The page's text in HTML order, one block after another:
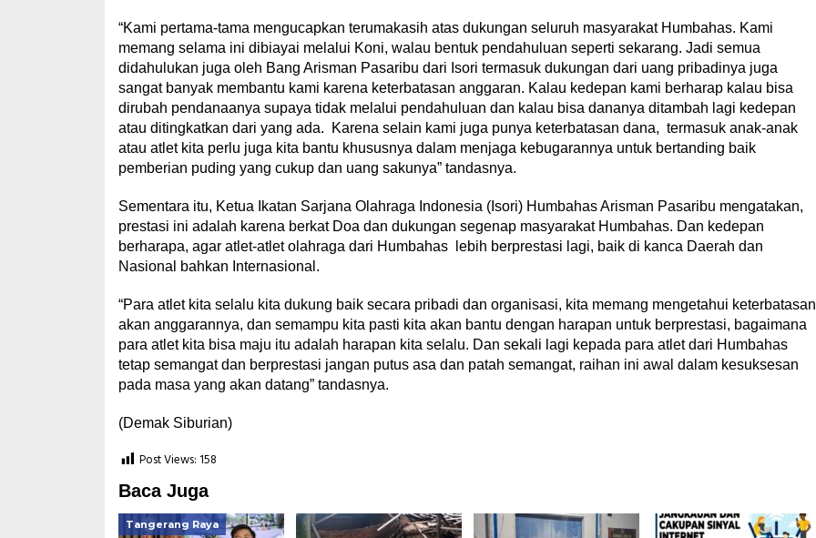
“Kami pertama-tama mengucapkan terumakasih atas dukungan seluruh masyarakat Humbahas. Kami
memang selama ini dibiayai melalui Koni, walau bentuk pendahuluan seperti sekarang. Jadi semua
didahulukan juga oleh Bang Arisman Pasaribu dari Isori termasuk dukungan dari uang pribadinya juga
sangat banyak membantu kami karena keterbatasan anggaran. Kalau kedepan kami berharap kalau bisa
dirubah pendanaanya supaya tidak melalui pendahuluan dan kalau bisa dananya ditambah lagi kedepan
atau ditingkatkan dari yang ada. Karena selain kami juga punya keterbatasan dana, termasuk anak-anak
atau atlet kita perlu juga kita bantu khususnya dalam menjaga kebugarannya untuk bertanding baik
pemberian puding yang cukup dan uang sakunya” tandasnya.
Sementara itu, Ketua Ikatan Sarjana Olahraga Indonesia (Isori) Humbahas Arisman Pasaribu mengatakan,
prestasi ini adalah karena berkat Doa dan dukungan segenap masyarakat Humbahas. Dan kedepan
berharapa, agar atlet-atlet olahraga dari Humbahas lebih berprestasi lagi, baik di kanca Daerah dan
Nasional bahkan Internasional.
“Para atlet kita selalu kita dukung baik secara pribadi dan organisasi, kita memang mengetahui keterbatasan
akan anggarannya, dan semampu kita pasti kita akan bantu dengan harapan untuk berprestasi, bagaimana
para atlet kita bisa maju itu adalah harapan kita selalu. Dan sekali lagi kepada para atlet dari Humbahas
tetap semangat dan berprestasi jangan putus asa dan patah semangat, raihan ini awal dalam kesuksesan
pada masa yang akan datang” tandasnya.
(Demak Siburian)
Post Views: 158
Baca Juga
Tangerang Raya